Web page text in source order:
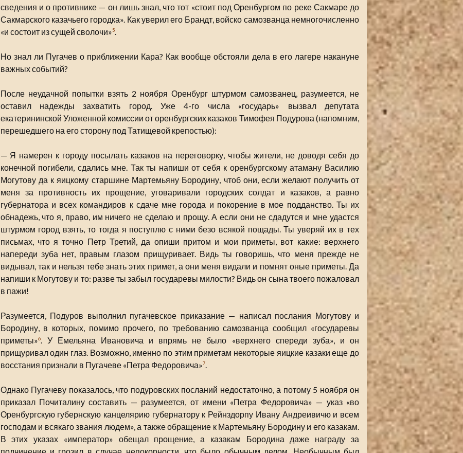
сведения и о противнике — он лишь знал, что тот «стоит под Оренбургом по реке Сакмаре до
Сакмарского казачьего городка». Как уверил его Брандт, войско самозванца немногочисленно
«и состоит из сущей сволочи»5.
Но знал ли Пугачев о приближении Кара? Как вообще обстояли дела в его лагере накануне
важных событий?
После неудачной попытки взять 2 ноября Оренбург штурмом самозванец, разумеется, не
оставил надежды захватить город. Уже 4-го числа «государь» вызвал депутата
екатерининской Уложенной комиссии от оренбургских казаков Тимофея Подурова (напомним,
перешедшего на его сторону под Татищевой крепостью):
— Я намерен к городу посылать казаков на переговорку, чтобы жители, не доводя себя до
конечной погибели, сдались мне. Так ты напиши от себя к оренбургскому атаману Василию
Могутову да к яицкому старшине Мартемьяну Бородину, чтоб они, если желают получить от
меня за противность их прощение, уговаривали городских солдат и казаков, а равно
губернатора и всех командиров к сдаче мне города и покорение в мое подданство. Ты их
обнадежь, что я, право, им ничего не сделаю и прощу. А если они не сдадутся и мне удастся
штурмом город взять, то тогда я поступлю с ними безо всякой пощады. Ты уверяй их в тех
письмах, что я точно Петр Третий, да опиши притом и мои приметы, вот какие: верхнего
напереди зуба нет, правым глазом прищуривает. Видь ты говоришь, что меня прежде не
видывал, так и нельзя тебе знать этих примет, а они меня видали и помнят оные приметы. Да
напиши к Могутову и то: разве ты забыл государевы милости? Видь он сына твоего пожаловал
в пажи!
Разумеется, Подуров выполнил пугачевское приказание — написал послания Могутову и
Бородину, в которых, помимо прочего, по требованию самозванца сообщил «государевы
приметы»6. У Емельяна Ивановича и впрямь не было «верхнего спереди зуба», и он
прищуривал один глаз. Возможно, именно по этим приметам некоторые яицкие казаки еще до
восстания признали в Пугачеве «Петра Федоровича»7.
Однако Пугачеву показалось, что подуровских посланий недостаточно, а потому 5 ноября он
приказал Почиталину составить — разумеется, от имени «Петра Федоровича» — указ «во
Оренбургскую губернскую канцелярию губернатору к Рейнздорпу Ивану Андреивичю и всем
господам и всякаго звания людем», а также обращение к Мартемьяну Бородину и его казакам.
В этих указах «император» обещал прощение, а казакам Бородина даже награду за